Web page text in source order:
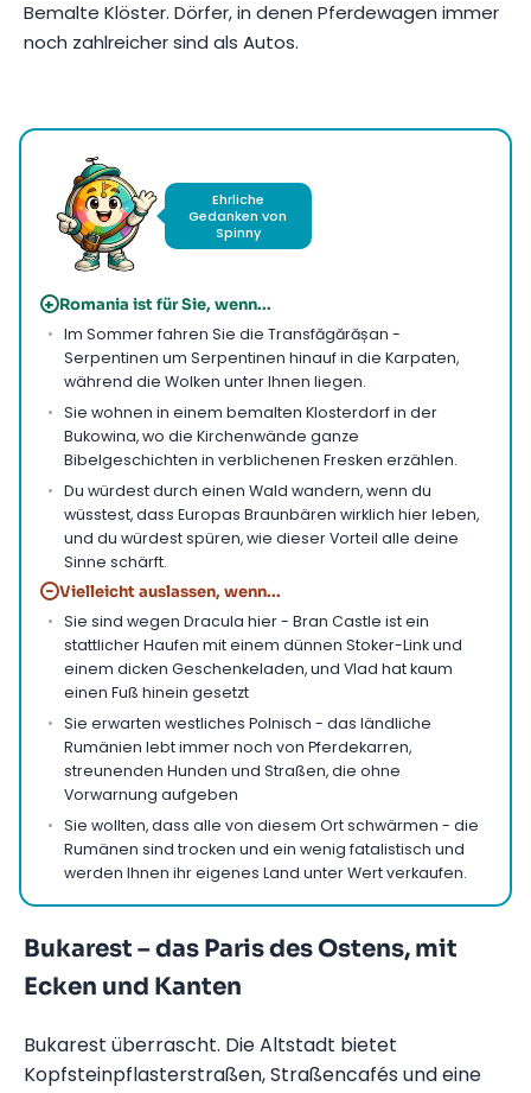
Bemalte Klöster. Dörfer, in denen Pferdewagen immer
noch zahlreicher sind als Autos.
Ehrliche
Gedanken von
Spinny
+ Romania ist für Sie, wenn...
Im Sommer fahren Sie die Transfăgărășan -
Serpentinen um Serpentinen hinauf in die Karpaten,
während die Wolken unter Ihnen liegen.
Sie wohnen in einem bemalten Klosterdorf in der
Bukowina, wo die Kirchenwände ganze
Bibelgeschichten in verblichenen Fresken erzählen.
Du würdest durch einen Wald wandern, wenn du
wüsstest, dass Europas Braunbären wirklich hier leben,
und du würdest spüren, wie dieser Vorteil alle deine
Sinne schärft.
− Vielleicht auslassen, wenn...
Sie sind wegen Dracula hier - Bran Castle ist ein
stattlicher Haufen mit einem dünnen Stoker-Link und
einem dicken Geschenkeladen, und Vlad hat kaum
einen Fuß hinein gesetzt
Sie erwarten westliches Polnisch - das ländliche
Rumänien lebt immer noch von Pferdekarren,
streunenden Hunden und Straßen, die ohne
Vorwarnung aufgeben
Sie wollten, dass alle von diesem Ort schwärmen - die
Rumänen sind trocken und ein wenig fatalistisch und
werden Ihnen ihr eigenes Land unter Wert verkaufen.
Bukarest – das Paris des Ostens, mit
Ecken und Kanten
Bukarest überrascht. Die Altstadt bietet
Kopfsteinpflasterstraßen, Straßencafés und eine